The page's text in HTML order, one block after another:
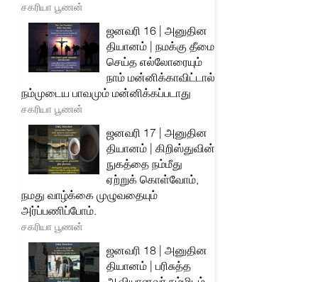
சகரியா பூணன்
ஜனவரி 16 | அனுதின
தியானம் | நமக்கு தீமை
செய்த எல்லோரையும்
நாம் மன்னிக்காவிட்டால்
நம்முடைய பாவமும் மன்னிக்கப்படாது
சகரியா பூணன்
ஜனவரி 17 | அனுதின
தியானம் | கிறிஸ்துவின்
நுகத்தை நம்மீது
ஏற்றுக் கொள்வோம்,
நமது வாழ்க்கை முழுவதையும்
அர்ப்பணிப்போம்.
சகரியா பூணன்
ஜனவரி 18 | அனுதின
தியானம் | பரிசுத்த